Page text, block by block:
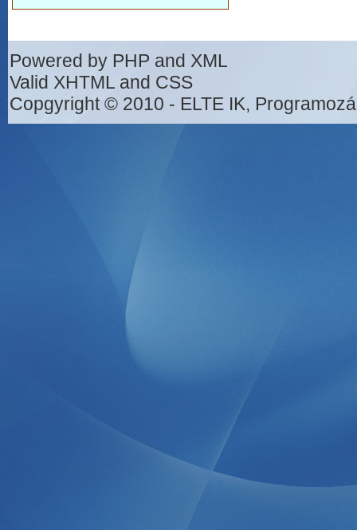
Powered by PHP and XML
Valid XHTML and CSS
Copgyright © 2010 - ELTE IK,